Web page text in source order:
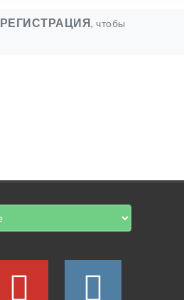
РЕГИСТРАЦИЯ, чтобы